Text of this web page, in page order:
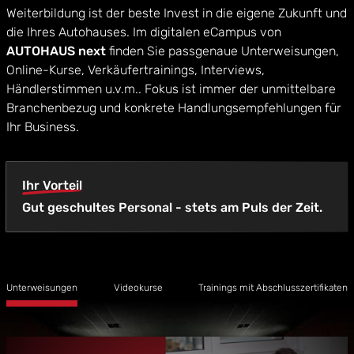
Weiterbildung ist der beste Invest in die eigene Zukunft und
die Ihres Autohauses. Im digitalen eCampus von
AUTOHAUS next finden Sie passgenaue Unterweisungen,
Online-Kurse, Verkäufertrainings, Interviews,
Händlerstimmen u.v.m.. Fokus ist immer der unmittelbare
Branchenbezug und konkrete Handlungsempfehlungen für
Ihr Business.
Ihr Vorteil
Gut geschultes Personal - stets am Puls der Zeit.
Unterweisungen Videokurse Trainings mit Abschlusszertifikaten